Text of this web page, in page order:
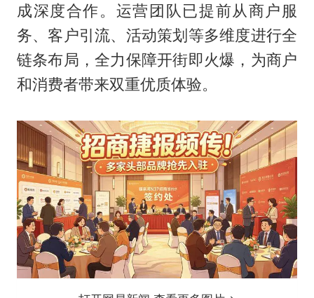
成深度合作。运营团队已提前从商户服
务、客户引流、活动策划等多维度进行全
链条布局，全力保障开街即火爆，为商户
和消费者带来双重优质体验。